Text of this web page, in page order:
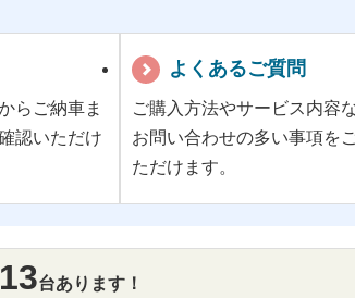
らご納車ま
認いただけ
よくあるご質問
ご購入方法やサービス内容な
お問い合わせの多い事項を
ただけます。
13台あります！